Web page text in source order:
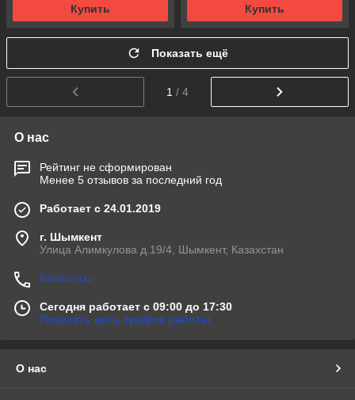
Купить Купить
Показать ещё
1 / 4
О нас
Рейтинг не сформирован
Менее 5 отзывов за последний год
Работает с 24.01.2019
г. Шымкент
Улица Алимкулова д.19/4, Шымкент, Казахстан
Контакты
Сегодня работает с 09:00 до 17:30
Показать весь график работы
О нас